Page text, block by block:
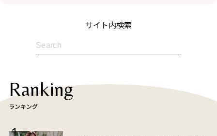
サイト内検索
Ranking
ランキング